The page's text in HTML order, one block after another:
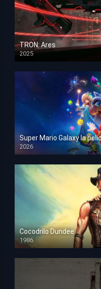
TRON: Ares
2025
HD 1080p
Super Mario Galaxy la
2026
HD 1080p
Cocodrilo Dundee
1986
HD 1080p